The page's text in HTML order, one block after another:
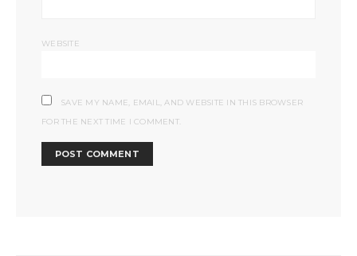
WEBSITE
SAVE MY NAME, EMAIL, AND WEBSITE IN THIS BROWSER
FOR THE NEXT TIME I COMMENT.